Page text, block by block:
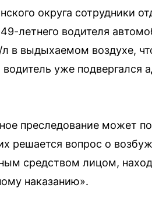
округа сотрудники
летнего водителя
в выдыхаемом воздухе,
уже
преследование может
решается вопрос о
средством лицом,
наказанию».